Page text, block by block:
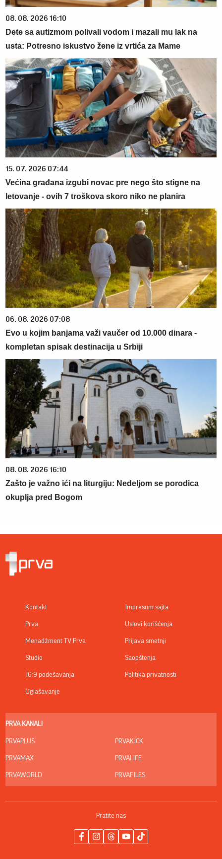
08. 08. 2026 16:10
Dete sa autizmom polivali vodom i mazali mu lak na
usta: Potresno iskustvo žene iz vrtića za Mame
15. 07. 2026 07:44
Većina građana izgubi novac pre nego što stigne na
letovanje - ovih 7 troškova skoro niko ne planira
06. 08. 2026 07:08
Evo u kojim banjama važi vaučer od 10.000 dinara -
kompletan spisak destinacija u Srbiji
08. 08. 2026 16:10
Zašto je važno ići na liturgiju: Nedeljom se porodica
okuplja pred Bogom
Kontakt
Prva
Menadžment TV Prva
Studio
16:9 podešavanja
Oglašavanje
Impresum sajta
Uslovi korišćenja
Prijava smetnji
Saopštenja
Politika privatnosti
PRVA KANALI
PRVAPLUS
PRVAMAX
PRVAWORLD
PRVAKICK
PRVALIFE
PRVAFILES
Pratite nas